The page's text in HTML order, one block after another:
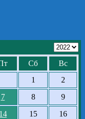
Сб
Вс
1
2
7 8
9
14 15
16